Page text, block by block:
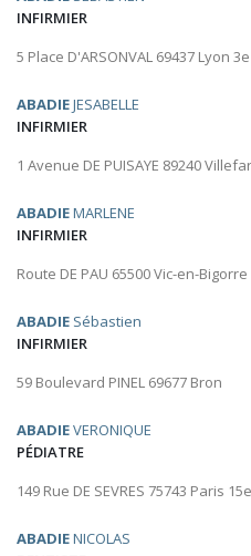
INFIRMIER
5 Place D'ARSONVAL 69437 Lyon
ABADIEJESABELLE
INFIRMIER
1 Avenue DE PUISAYE 89240
ABADIEMARLENE
INFIRMIER
Route DE PAU 65500 Vic-en-Bigorre
ABADIE Sébastien
INFIRMIER
59 Boulevard PINEL 69677 Bron
ABADIEVERONIQUE
PÉDIATRE
149 Rue DE SEVRES 75743 Paris
ABADIENICOLAS